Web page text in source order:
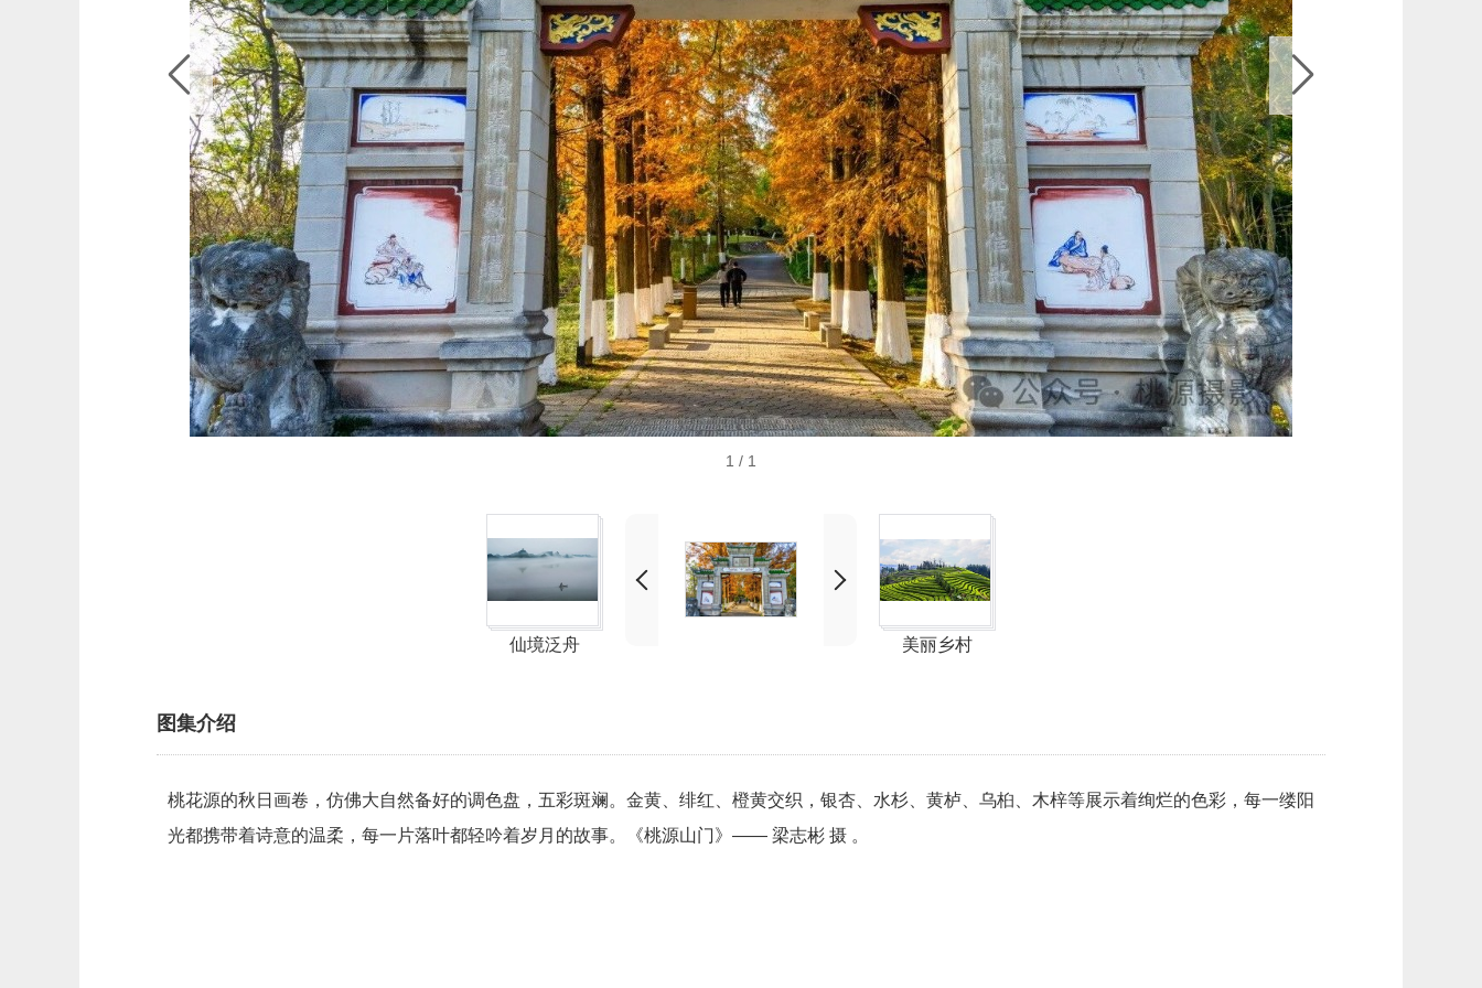
1 / 1
仙境泛舟 美丽乡村
图集介绍
桃花源的秋日画卷，仿佛大自然备好的调色盘，五彩斑斓。金黄、绯红、橙黄交织，银杏、水杉、黄栌、乌桕、木梓等展示着绚烂的色彩，每一缕阳
光都携带着诗意的温柔，每一片落叶都轻吟着岁月的故事。《桃源山门》—— 梁志彬 摄 。